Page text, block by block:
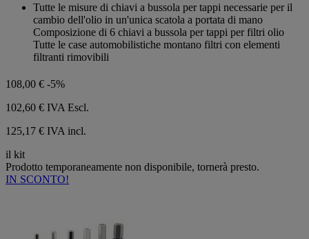
Tutte le misure di chiavi a bussola per tappi necessarie per il
cambio dell'olio in un'unica scatola a portata di mano
Composizione di 6 chiavi a bussola per tappi per filtri olio
Tutte le case automobilistiche montano filtri con elementi
filtranti rimovibili
108,00 € -5%
102,60 € IVA Escl.
125,17 € IVA incl.
il kit
Prodotto temporaneamente non disponibile, tornerà presto.
IN SCONTO!